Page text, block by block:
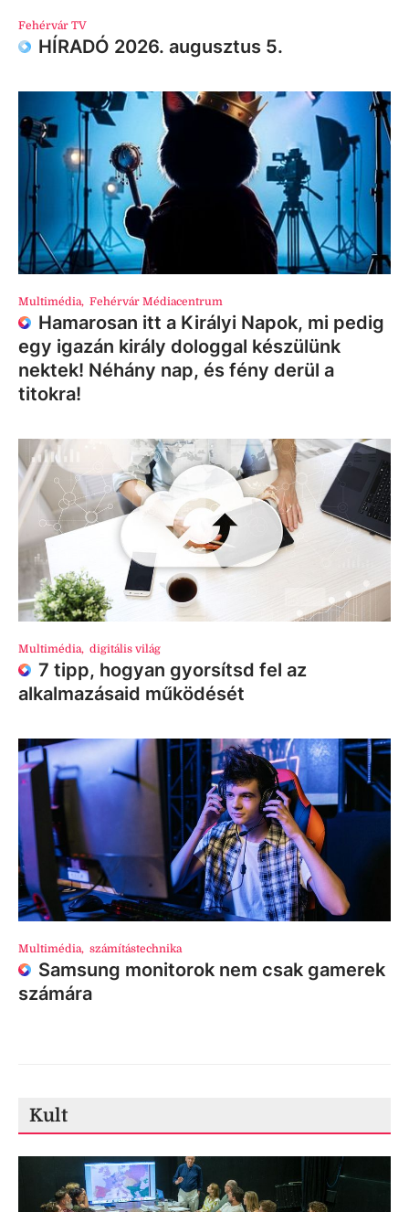
Fehérvár TV
HÍRADÓ 2026. augusztus 5.
Multimédia, Fehérvár Médiacentrum
Hamarosan itt a Királyi Napok, mi pedig
egy igazán király dologgal készülünk
nektek! Néhány nap, és fény derül a
titokra!
Multimédia, digitális világ
7 tipp, hogyan gyorsítsd fel az
alkalmazásaid működését
Multimédia, számítástechnika
Samsung monitorok nem csak gamerek
számára
Kult